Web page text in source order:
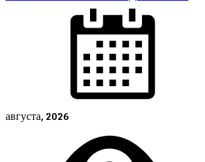
августа, 2026